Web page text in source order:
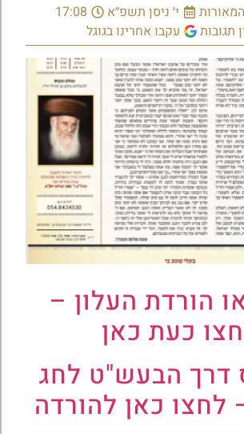
י׳ ניסן תשפ״א
17:08
תגובות
עקבו אחרינו בגוגל
הורדת העלון –
כעת כאן
דרך הבעש"ט לחג
כאן להורדה